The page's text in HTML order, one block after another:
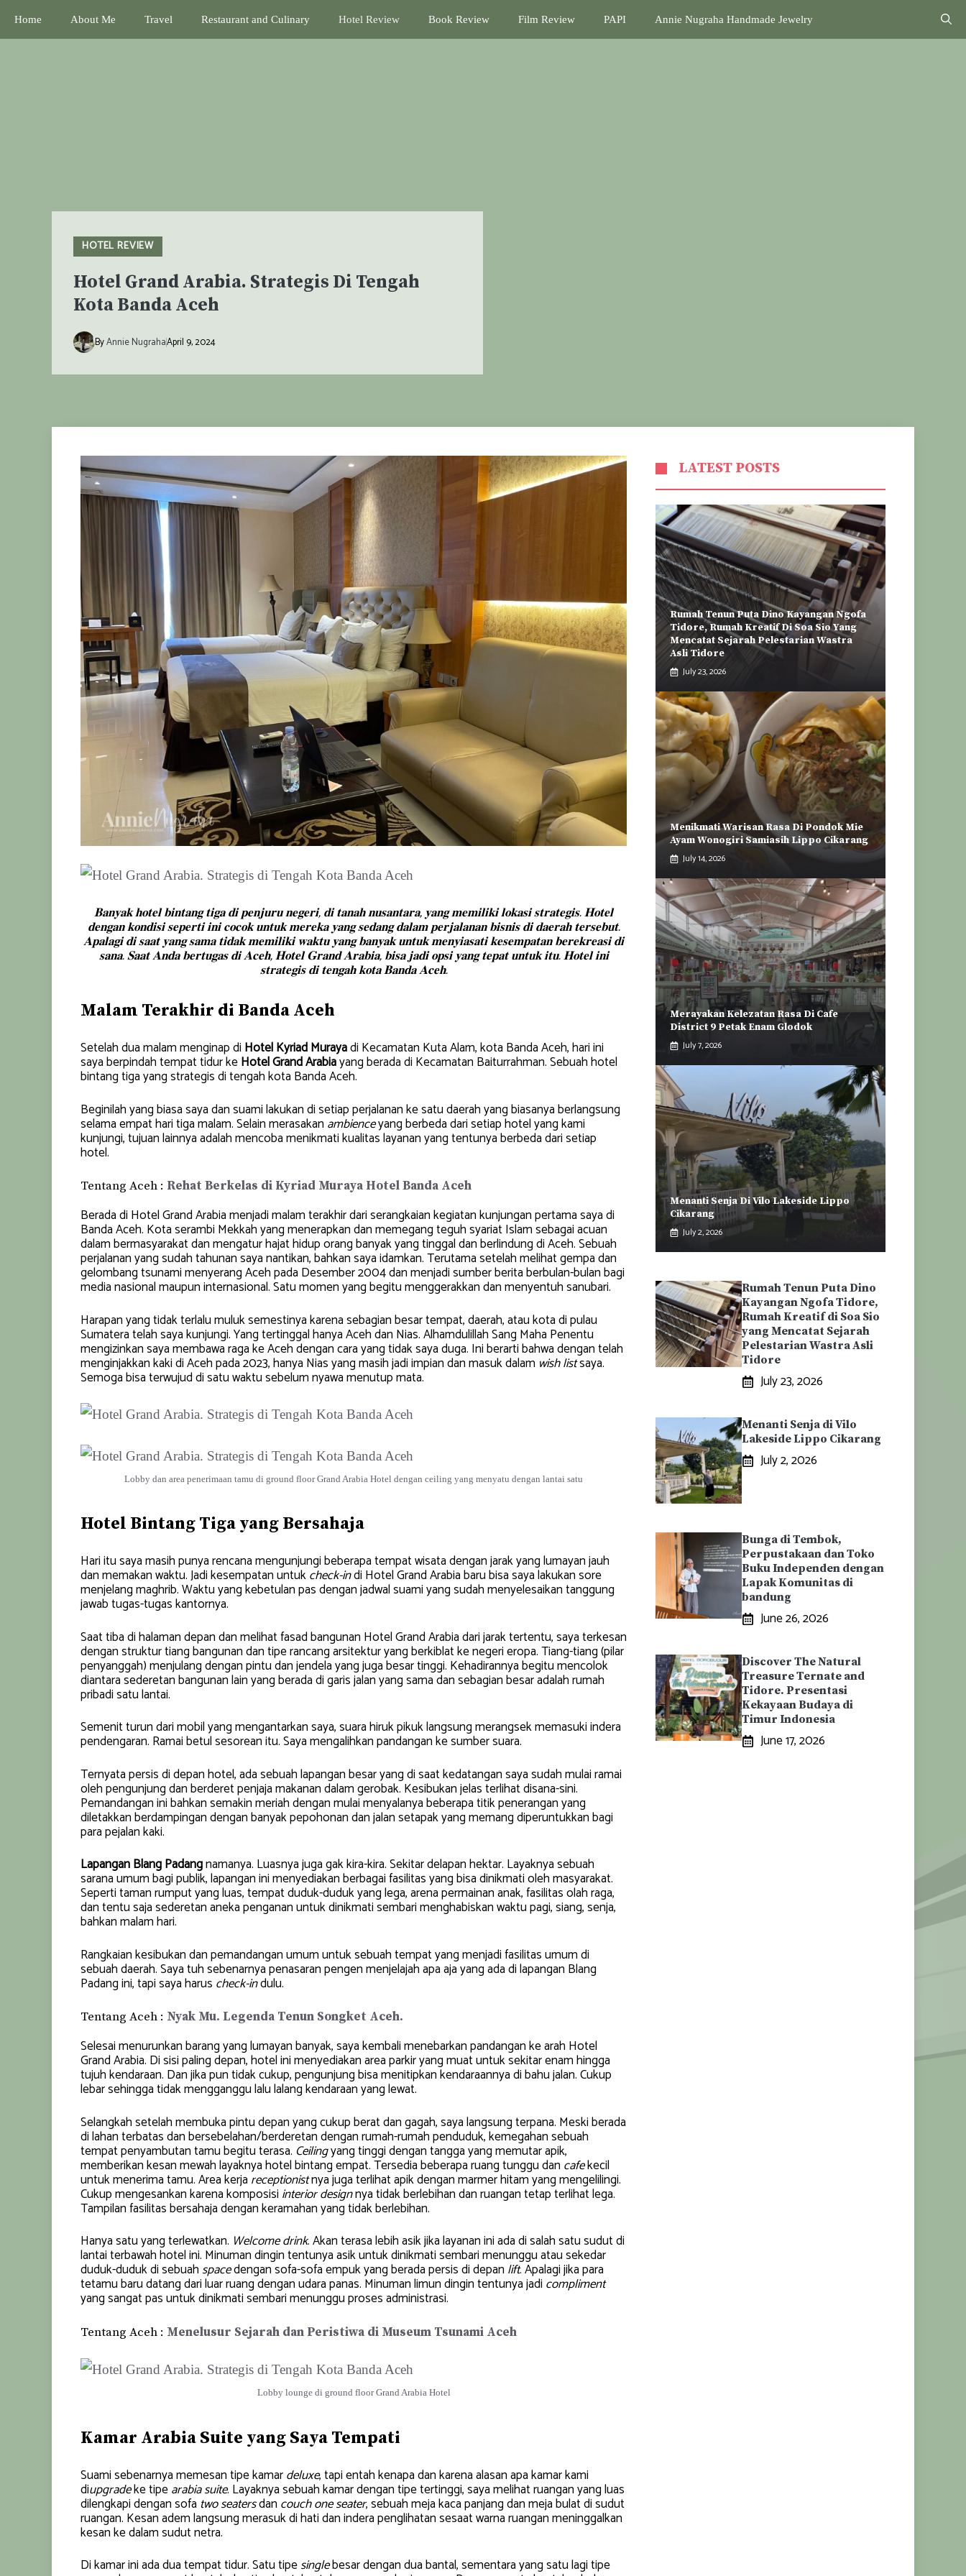
Home About Me Travel Restaurant and Culinary Hotel Review Book Review Film Review PAPI Annie Nugraha Handmade Jewelry
HOTEL REVIEW
Hotel Grand Arabia. Strategis Di Tengah
Kota Banda Aceh
ByAnnie NugrahaApril 9, 2024
𝐁𝐚𝐧𝐲𝐚𝐤 𝐡𝐨𝐭𝐞𝐥 𝐛𝐢𝐧𝐭𝐚𝐧𝐠 𝐭𝐢𝐠𝐚 𝐝𝐢 𝐩𝐞𝐧𝐣𝐮𝐫𝐮 𝐧𝐞𝐠𝐞𝐫𝐢, 𝐝𝐢 𝐭𝐚𝐧𝐚𝐡 𝐧𝐮𝐬𝐚𝐧𝐭𝐚𝐫𝐚, 𝐲𝐚𝐧𝐠 𝐦𝐞𝐦𝐢𝐥𝐢𝐤𝐢 𝐥𝐨𝐤𝐚𝐬𝐢 𝐬𝐭𝐫𝐚𝐭𝐞𝐠𝐢𝐬. 𝐇𝐨𝐭𝐞𝐥
𝐝𝐞𝐧𝐠𝐚𝐧 𝐤𝐨𝐧𝐝𝐢𝐬𝐢 𝐬𝐞𝐩𝐞𝐫𝐭𝐢 𝐢𝐧𝐢 𝐜𝐨𝐜𝐨𝐤 𝐮𝐧𝐭𝐮𝐤 𝐦𝐞𝐫𝐞𝐤𝐚 𝐲𝐚𝐧𝐠 𝐬𝐞𝐝𝐚𝐧𝐠 𝐝𝐚𝐥𝐚𝐦 𝐩𝐞𝐫𝐣𝐚𝐥𝐚𝐧𝐚𝐧 𝐛𝐢𝐬𝐧𝐢𝐬 𝐝𝐢 𝐝𝐚𝐞𝐫𝐚𝐡 𝐭𝐞𝐫𝐬𝐞𝐛𝐮𝐭.
𝐀𝐩𝐚𝐥𝐚𝐠𝐢 𝐝𝐢 𝐬𝐚𝐚𝐭 𝐲𝐚𝐧𝐠 𝐬𝐚𝐦𝐚 𝐭𝐢𝐝𝐚𝐤 𝐦𝐞𝐦𝐢𝐥𝐢𝐤𝐢 𝐰𝐚𝐤𝐭𝐮 𝐲𝐚𝐧𝐠 𝐛𝐚𝐧𝐲𝐚𝐤 𝐮𝐧𝐭𝐮𝐤 𝐦𝐞𝐧𝐲𝐢𝐚𝐬𝐚𝐭𝐢 𝐤𝐞𝐬𝐞𝐦𝐩𝐚𝐭𝐚𝐧 𝐛𝐞𝐫𝐞𝐤𝐫𝐞𝐚𝐬𝐢 𝐝𝐢
𝐬𝐚𝐧𝐚. 𝐒𝐚𝐚𝐭 𝐀𝐧𝐝𝐚 𝐛𝐞𝐫𝐭𝐮𝐠𝐚𝐬 𝐝𝐢 𝐀𝐜𝐞𝐡, 𝐇𝐨𝐭𝐞𝐥 𝐆𝐫𝐚𝐧𝐝 𝐀𝐫𝐚𝐛𝐢𝐚, 𝐛𝐢𝐬𝐚 𝐣𝐚𝐝𝐢 𝐨𝐩𝐬𝐢 𝐲𝐚𝐧𝐠 𝐭𝐞𝐩𝐚𝐭 𝐮𝐧𝐭𝐮𝐤 𝐢𝐭𝐮. 𝐇𝐨𝐭𝐞𝐥 𝐢𝐧𝐢
𝐬𝐭𝐫𝐚𝐭𝐞𝐠𝐢𝐬 𝐝𝐢 𝐭𝐞𝐧𝐠𝐚𝐡 𝐤𝐨𝐭𝐚 𝐁𝐚𝐧𝐝𝐚 𝐀𝐜𝐞𝐡.
Malam Terakhir di Banda Aceh
Setelah dua malam menginap di Hotel Kyriad Murayadi Kecamatan Kuta Alam, kota Banda Aceh, hari ini
saya berpindah tempat tidur keHotel Grand Arabiayang berada di Kecamatan Baiturrahman. Sebuah hotel
bintang tiga yang strategis di tengah kota Banda Aceh.
Beginilah yang biasa saya dan suami lakukan di setiap perjalanan ke satu daerah yang biasanya berlangsung
selama empat hari tiga malam. Selain merasakan ambienceyang berbeda dari setiap hotel yang kami
kunjungi, tujuan lainnya adalah mencoba menikmati kualitas layanan yang tentunya berbeda dari setiap
hotel.
Tentang Aceh : Rehat Berkelas di Kyriad Muraya Hotel Banda Aceh
Berada di Hotel Grand Arabia menjadi malam terakhir dari serangkaian kegiatan kunjungan pertama saya di
Banda Aceh. Kota serambi Mekkah yang menerapkan dan memegang teguh syariat Islam sebagai acuan
dalam bermasyarakat dan mengatur hajat hidup orang banyak yang tinggal dan berlindung di Aceh. Sebuah
perjalanan yang sudah tahunan saya nantikan, bahkan saya idamkan. Terutama setelah melihat gempa dan
gelombang tsunami menyerang Aceh pada Desember 2004 dan menjadi sumber berita berbulan-bulan bagi
media nasional maupun internasional. Satu momen yang begitu menggerakkan dan menyentuh sanubari.
Harapan yang tidak terlalu muluk semestinya karena sebagian besar tempat, daerah, atau kota di pulau
Sumatera telah saya kunjungi. Yang tertinggal hanya Aceh dan Nias. Alhamdulillah Sang Maha Penentu
mengizinkan saya membawa raga ke Aceh dengan cara yang tidak saya duga. Ini berarti bahwa dengan telah
menginjakkan kaki di Aceh pada 2023, hanya Nias yang masih jadi impian dan masuk dalam wish listsaya.
Semoga bisa terwujud di satu waktu sebelum nyawa menutup mata.
Lobby dan area penerimaan tamu di ground floor Grand Arabia Hotel dengan ceiling yang menyatu dengan lantai satu
Hotel Bintang Tiga yang Bersahaja
Hari itu saya masih punya rencana mengunjungi beberapa tempat wisata dengan jarak yang lumayan jauh
dan memakan waktu. Jadi kesempatan untukcheck-indi Hotel Grand Arabia baru bisa saya lakukan sore
menjelang maghrib. Waktu yang kebetulan pas dengan jadwal suami yang sudah menyelesaikan tanggung
jawab tugas-tugas kantornya.
Saat tiba di halaman depan dan melihat fasad bangunan Hotel Grand Arabia dari jarak tertentu, saya terkesan
dengan struktur tiang bangunan dan tipe rancang arsitektur yang berkiblat ke negeri eropa. Tiang-tiang (pilar
penyanggah) menjulang dengan pintu dan jendela yang juga besar tinggi. Kehadirannya begitu mencolok
diantara sederetan bangunan lain yang berada di garis jalan yang sama dan sebagian besar adalah rumah
pribadi satu lantai.
Semenit turun dari mobil yang mengantarkan saya, suara hiruk pikuk langsung merangsek memasuki indera
pendengaran. Ramai betul sesorean itu. Saya mengalihkan pandangan ke sumber suara.
Ternyata persis di depan hotel, ada sebuah lapangan besar yang di saat kedatangan saya sudah mulai ramai
oleh pengunjung dan berderet penjaja makanan dalam gerobak. Kesibukan jelas terlihat disana-sini.
Pemandangan ini bahkan semakin meriah dengan mulai menyalanya beberapa titik penerangan yang
diletakkan berdampingan dengan banyak pepohonan dan jalan setapak yang memang diperuntukkan bagi
para pejalan kaki.
Lapangan Blang Padangnamanya. Luasnya juga gak kira-kira. Sekitar delapan hektar. Layaknya sebuah
sarana umum bagi publik, lapangan ini menyediakan berbagai fasilitas yang bisa dinikmati oleh masyarakat.
Seperti taman rumput yang luas, tempat duduk-duduk yang lega, arena permainan anak, fasilitas olah raga,
dan tentu saja sederetan aneka penganan untuk dinikmati sembari menghabiskan waktu pagi, siang, senja,
bahkan malam hari.
Rangkaian kesibukan dan pemandangan umum untuk sebuah tempat yang menjadi fasilitas umum di
sebuah daerah. Saya tuh sebenarnya penasaran pengen menjelajah apa aja yang ada di lapangan Blang
Padang ini, tapi saya harus check-indulu.
Tentang Aceh : Nyak Mu. Legenda Tenun Songket Aceh.
Selesai menurunkan barang yang lumayan banyak, saya kembali menebarkan pandangan ke arah Hotel
Grand Arabia. Di sisi paling depan, hotel ini menyediakan area parkir yang muat untuk sekitar enam hingga
tujuh kendaraan. Dan jika pun tidak cukup, pengunjung bisa menitipkan kendaraannya di bahu jalan. Cukup
lebar sehingga tidak mengganggu lalu lalang kendaraan yang lewat.
Selangkah setelah membuka pintu depan yang cukup berat dan gagah, saya langsung terpana. Meski berada
di lahan terbatas dan bersebelahan/berderetan dengan rumah-rumah penduduk, kemegahan sebuah
tempat penyambutan tamu begitu terasa. Ceilingyang tinggi dengan tangga yang memutar apik,
memberikan kesan mewah layaknya hotel bintang empat. Tersedia beberapa ruang tunggu dan cafekecil
untuk menerima tamu. Area kerja receptionistnya juga terlihat apik dengan marmer hitam yang mengelilingi.
Cukup mengesankan karena komposisi interior designnya tidak berlebihan dan ruangan tetap terlihat lega.
Tampilan fasilitas bersahaja dengan keramahan yang tidak berlebihan.
Hanya satu yang terlewatkan. Welcome drink. Akan terasa lebih asik jika layanan ini ada di salah satu sudut di
lantai terbawah hotel ini. Minuman dingin tentunya asik untuk dinikmati sembari menunggu atau sekedar
duduk-duduk di sebuah spacedengan sofa-sofa empuk yang berada persis di depan lift. Apalagi jika para
tetamu baru datang dari luar ruang dengan udara panas. Minuman limun dingin tentunya jadi compliment
yang sangat pas untuk dinikmati sembari menunggu proses administrasi.
Tentang Aceh : Menelusur Sejarah dan Peristiwa di Museum Tsunami Aceh
Lobby lounge di ground floor Grand Arabia Hotel
Kamar Arabia Suite yang Saya Tempati
Suami sebenarnya memesan tipe kamardeluxe, tapi entah kenapa dan karena alasan apa kamar kami
diupgradeke tipearabia suite. Layaknya sebuah kamar dengan tipe tertinggi, saya melihat ruangan yang luas
dilengkapi dengan sofa two seatersdan couch one seater, sebuah meja kaca panjang dan meja bulat di sudut
ruangan. Kesan adem langsung merasuk di hati dan indera penglihatan sesaat warna ruangan meninggalkan
kesan ke dalam sudut netra.
Di kamar ini ada dua tempat tidur. Satu tipesinglebesar dengan dua bantal, sementara yang satu lagi tipe
LATEST POSTS
Rumah Tenun Puta Dino Kayangan Ngofa
Tidore, Rumah Kreatif Di Soa Sio Yang
Mencatat Sejarah Pelestarian Wastra
Asli Tidore
July 23, 2026
Menikmati Warisan Rasa Di Pondok Mie
Ayam Wonogiri Samiasih Lippo Cikarang
July 14, 2026
Merayakan Kelezatan Rasa Di Cafe
District 9 Petak Enam Glodok
July 7, 2026
Menanti Senja Di Vilo Lakeside Lippo
Cikarang
July 2, 2026
Rumah Tenun Puta Dino
Kayangan Ngofa Tidore,
Rumah Kreatif di Soa Sio
yang Mencatat Sejarah
Pelestarian Wastra Asli
Tidore
July 23, 2026
Menanti Senja di Vilo
Lakeside Lippo Cikarang
July 2, 2026
Bunga di Tembok,
Perpustakaan dan Toko
Buku Independen dengan
Lapak Komunitas di
bandung
June 26, 2026
Discover The Natural
Treasure Ternate and
Tidore. Presentasi
Kekayaan Budaya di
Timur Indonesia
June 17, 2026